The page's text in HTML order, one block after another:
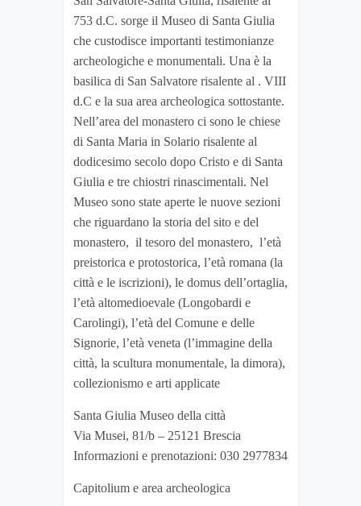
753 d.C. sorge il Museo di Santa Giulia
che custodisce importanti testimonianze
archeologiche e monumentali. Una è la
basilica di San Salvatore risalente al . VIII
d.C e la sua area archeologica sottostante.
Nell’area del monastero ci sono le chiese
di Santa Maria in Solario risalente al
dodicesimo secolo dopo Cristo e di Santa
Giulia e tre chiostri rinascimentali. Nel
Museo sono state aperte le nuove sezioni
che riguardano la storia del sito e del
monastero, il tesoro del monastero, l’età
preistorica e protostorica, l’età romana (la
città e le iscrizioni), le domus dell’ortaglia,
l’età altomedioevale (Longobardi e
Carolingi), l’età del Comune e delle
Signorie, l’età veneta (l’immagine della
città, la scultura monumentale, la dimora),
collezionismo e arti applicate
Santa Giulia Museo della città
Via Musei, 81/b – 25121 Brescia
Informazioni e prenotazioni: 030 2977834
Capitolium e area archeologica